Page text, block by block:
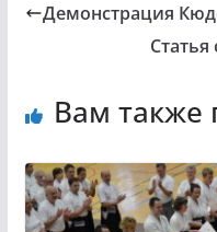
Демонстрация
Вам также